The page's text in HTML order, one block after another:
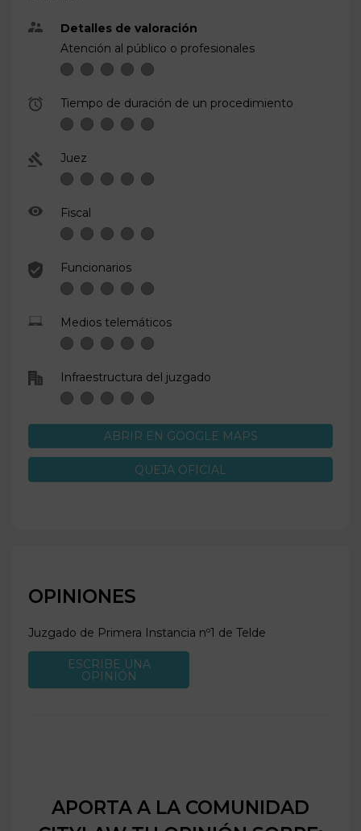
Detalles de valoración
Atención al público o profesionales
Tiempo de duración de un procedimiento
Juez
Fiscal
Funcionarios
Medios telemáticos
Infraestructura del juzgado
ABRIR EN GOOGLE MAPS
QUEJA OFICIAL
OPINIONES
Juzgado de Primera Instancia nº1 de Telde
ESCRIBE UNA
OPINIÓN
APORTA A LA COMUNIDAD